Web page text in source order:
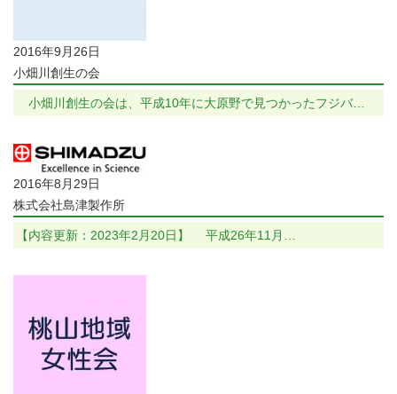
2016年9月26日
小畑川創生の会
小畑川創生の会は、平成10年に大原野で見つかったフジバ…
2016年8月29日
株式会社島津製作所
【内容更新：2023年2月20日】 平成26年11月…